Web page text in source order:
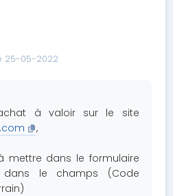
25-05-2022
à valoir sur le site
,
mettre dans le formulaire
dans le champs (Code